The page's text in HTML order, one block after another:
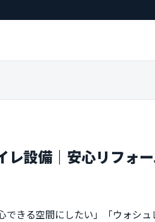
レ設備｜安心リフォ
できる空間にしたい」「ウォシ